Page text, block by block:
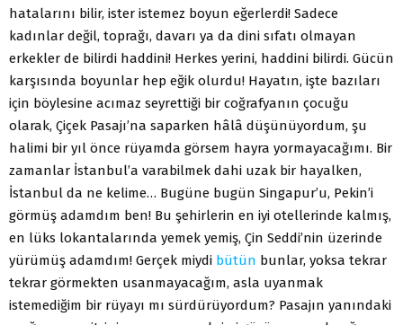
hatalarını bilir, ister istemez boyun eğerlerdi! Sadece
kadınlar değil, toprağı, davarı ya da dini sıfatı olmayan
erkekler de bilirdi haddini! Herkes yerini, haddini bilirdi. Gücün
karşısında boyunlar hep eğik olurdu! Hayatın, işte bazıları
için böylesine acımaz seyrettiği bir coğrafyanın çocuğu
olarak, Çiçek Pasajı’na saparken hâlâ düşünüyordum, şu
halimi bir yıl önce rüyamda görsem hayra yormayacağımı. Bir
zamanlar İstanbul’a varabilmek dahi uzak bir hayalken,
İstanbul da ne kelime… Bugüne bugün Singapur’u, Pekin’i
görmüş adamdım ben! Bu şehirlerin en iyi otellerinde kalmış,
en lüks lokantalarında yemek yemiş, Çin Seddi’nin üzerinde
yürümüş adamdım! Gerçek miydi bütün bunlar, yoksa tekrar
tekrar görmekten usanmayacağım, asla uyanmak
istemediğim bir rüyayı mı sürdürüyordum? Pasajın yanındaki